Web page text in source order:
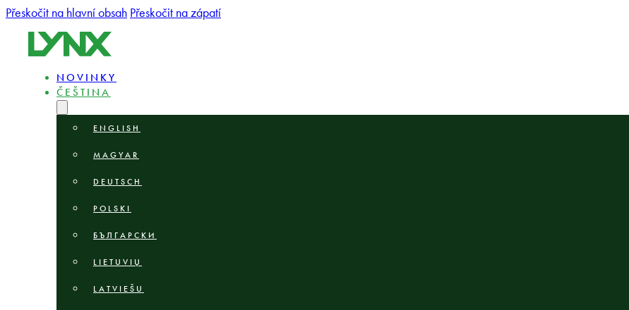
Přeskočit na hlavní obsah Přeskočit na zápatí
NOVINKY
ČEŠTINA
ENGLISH
MAGYAR
DEUTSCH
POLSKI
БЪЛГАРСКИ
LIETUVIŲ
LATVIEŠU